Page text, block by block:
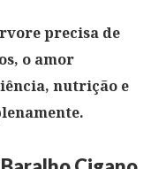
precisa de
o amor
nutrição e